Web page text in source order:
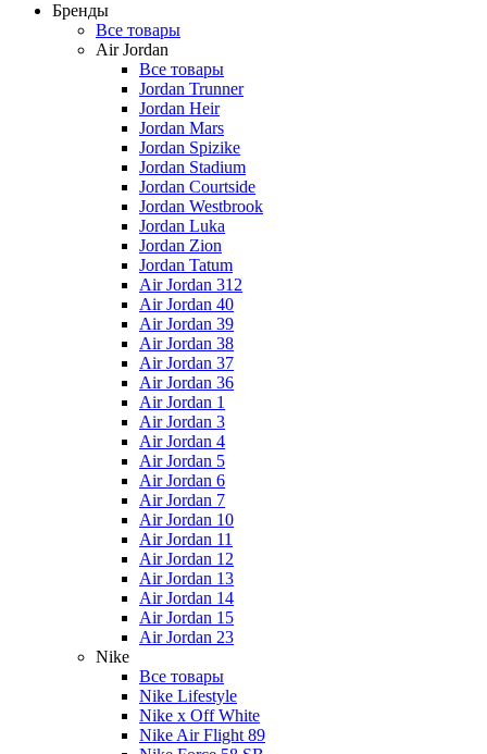
Бренды
Все товары
Air Jordan
Все товары
Jordan Trunner
Jordan Heir
Jordan Mars
Jordan Spizike
Jordan Stadium
Jordan Courtside
Jordan Westbrook
Jordan Luka
Jordan Zion
Jordan Tatum
Air Jordan 312
Air Jordan 40
Air Jordan 39
Air Jordan 38
Air Jordan 37
Air Jordan 36
Air Jordan 1
Air Jordan 3
Air Jordan 4
Air Jordan 5
Air Jordan 6
Air Jordan 7
Air Jordan 10
Air Jordan 11
Air Jordan 12
Air Jordan 13
Air Jordan 14
Air Jordan 15
Air Jordan 23
Nike
Все товары
Nike Lifestyle
Nike x Off White
Nike Air Flight 89